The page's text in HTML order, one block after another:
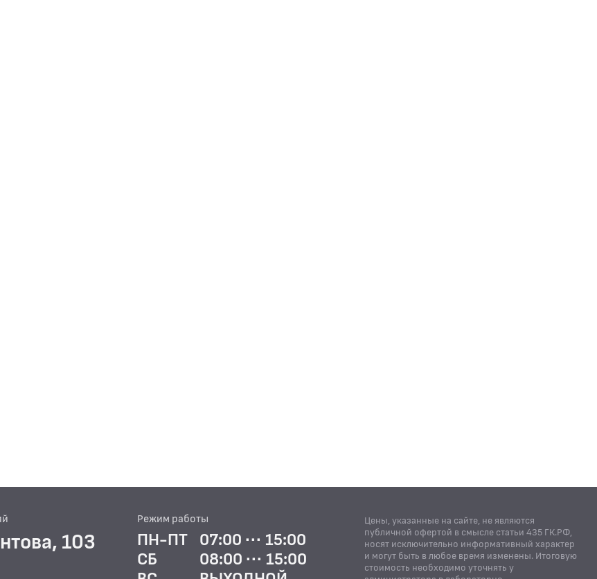
103
Режим работы
ПН-ПТ
07:00 ··· 15:00
СБ
08:00 ··· 15:00
Цены, указанные на сайте, не являются
публичной офертой в смысле статьи 435 ГК.РФ,
носят исключительно информативный характер
и могут быть в любое время изменены. Итоговую
стоимость необходимо уточнять у